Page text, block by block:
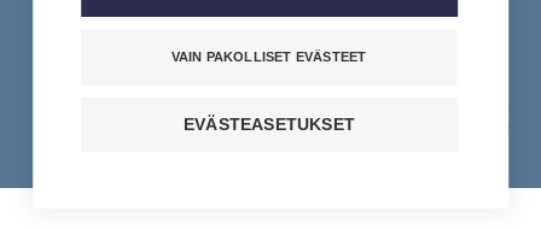
VAIN PAKOLLISET EVÄSTEET
EVÄSTEASETUKSET